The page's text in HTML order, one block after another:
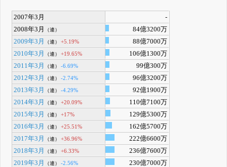
2007年3月
-
2008年3月
（連）
84億3200万
2009年3月
（連） +5.19%
88億7000万
2010年3月
（連） +19.65%
106億1300万
2011年3月
（連） -6.69%
99億300万
2012年3月
（連） -2.74%
96億3200万
2013年3月
（連） -4.29%
92億1900万
2014年3月
（連） +20.09%
110億7100万
2015年3月
（連） +17%
129億5300万
2016年3月
（連） +25.51%
162億5700万
2017年3月
（連） +36.96%
222億6600万
2018年3月
（連） +6.33%
236億7600万
2019年3月
（連） -2.56%
230億7000万